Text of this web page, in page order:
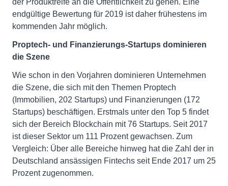
endgültige Bewertung für 2019 ist daher frühestens im
kommenden Jahr möglich.
Proptech- und Finanzierungs-Startups dominieren
die Szene
Wie schon in den Vorjahren dominieren Unternehmen
die Szene, die sich mit den Themen Proptech
(Immobilien, 202 Startups) und Finanzierungen (172
Startups) beschäftigen. Erstmals unter den Top 5 findet
sich der Bereich Blockchain mit 76 Startups. Seit 2017
ist dieser Sektor um 111 Prozent gewachsen. Zum
Vergleich: Über alle Bereiche hinweg hat die Zahl der in
Deutschland ansässigen Fintechs seit Ende 2017 um 25
Prozent zugenommen.